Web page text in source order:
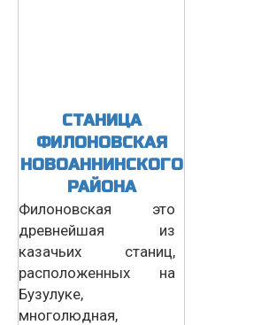
СТАНИЦА
ФИЛОНОВСКАЯ
НОВОАННИНСКОГО
РАЙОНА
Филоновская это
древнейшая из
казачьих станиц,
расположенных на
Бузулуке,
многолюдная,